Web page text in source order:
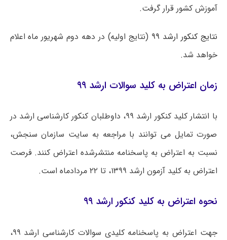
آموزش کشور قرار گرفت.
نتایج کنکور ارشد ۹۹
(نتایج اولیه) در دهه دوم شهریور ماه اعلام
خواهد شد.
زمان اعتراض به کلید سوالات ارشد ۹۹
با انتشار کلید کنکور ارشد ۹۹، داوطلبان کنکور کارشناسی ارشد در
صورت تمایل می توانند با مراجعه به سایت سازمان سنجش،
نسبت به اعتراض به پاسخنامه منتشرشده اعتراض کنند. فرصت
اعتراض به کلید آزمون ارشد ۱۳۹۹، تا ۲۲ مردادماه است.
نحوه اعتراض به کلید کنکور ارشد ۹۹
جهت اعتراض به پاسخنامه کلیدی سوالات کارشناسی ارشد ۹۹،